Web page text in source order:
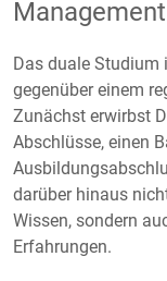
Das duale Studium
gegenüber einem
Zunächst erwirbst
Abschlüsse, einen
darüber hinaus
Wissen, sondern
Erfahrungen.